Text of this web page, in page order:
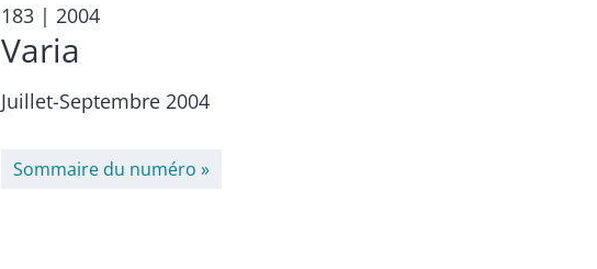
183 | 2004
Varia
Juillet-Septembre 2004
Sommaire du numéro